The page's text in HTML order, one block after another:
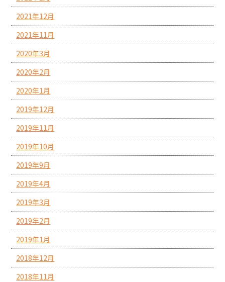
2021年12月
2021年11月
2020年3月
2020年2月
2020年1月
2019年12月
2019年11月
2019年10月
2019年9月
2019年4月
2019年3月
2019年2月
2019年1月
2018年12月
2018年11月